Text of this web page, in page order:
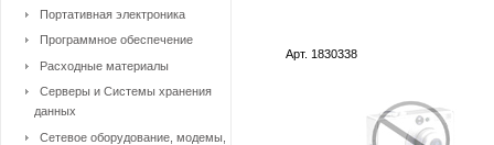
Арт. 1830338
Портативная электроника
Программное обеспечение
Расходные материалы
Серверы и Системы хранения
данных
Сетевое оборудование, модемы,